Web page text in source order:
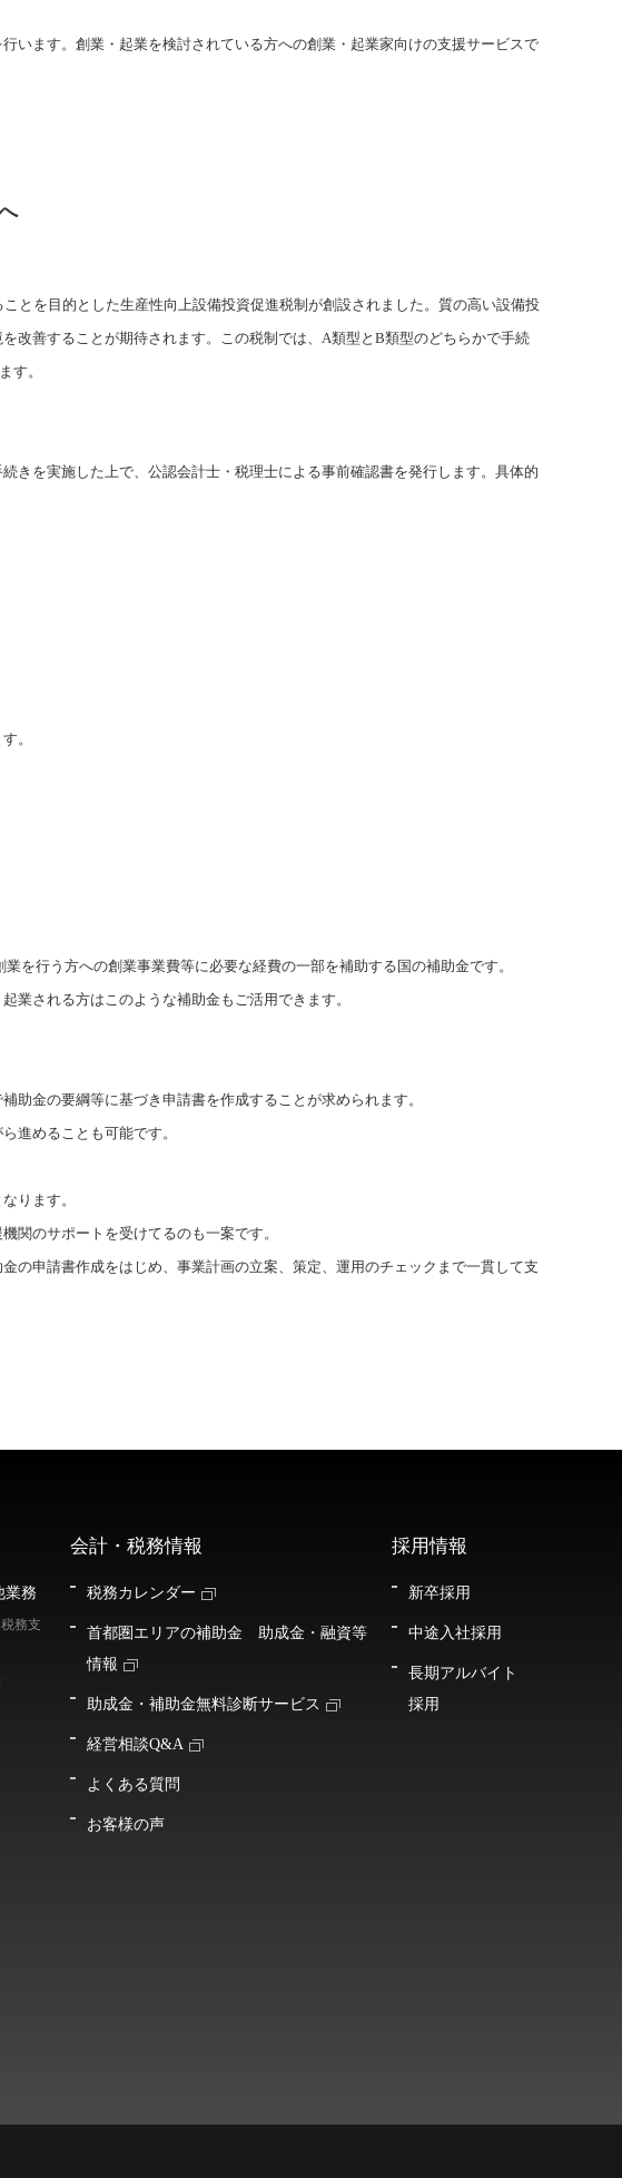
います。創業・起業を検討されている方への創業・起業家向けの支援サービスで
とを目的とした生産性向上設備投資促進税制が創設されました。質の高い設備投
改善することが期待されます。この税制では、A類型とB類型のどちらかで手続
す。
きを実施した上で、公認会計士・税理士による事前確認書を発行します。具体的
。
を行う方への創業事業費等に必要な経費の一部を補助する国の補助金です。
業される方はこのような補助金もご活用できます。
金の要綱等に基づき申請書を作成することが求められます。
進めることも可能です。
ります。
関のサポートを受けてるのも一案です。
の申請書作成をはじめ、事業計画の立案、策定、運用のチェックまで一貫して支
業務
務支
会計・税務情報
税務カレンダー
首都圏エリアの補助金 助成金・融資等
情報
助成金・補助金無料診断サービス
経営相談Q&A
よくある質問
お客様の声
採用情報
新卒採用
中途入社採用
長期アルバイト
採用